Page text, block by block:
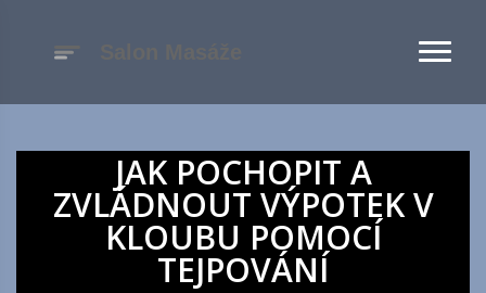
JAK POCHOPIT A
ZVLÁDNOUT VÝPOTEK V
KLOUBU POMOCÍ
TEJPOVÁNÍ